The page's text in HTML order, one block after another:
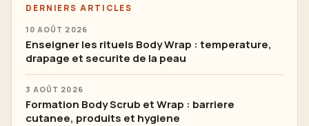
DERNIERS ARTICLES
10 AOÛT 2026
Enseigner les rituels Body Wrap : temperature,
drapage et securite de la peau
3 AOÛT 2026
Formation Body Scrub et Wrap : barriere
cutanee, produits et hygiene